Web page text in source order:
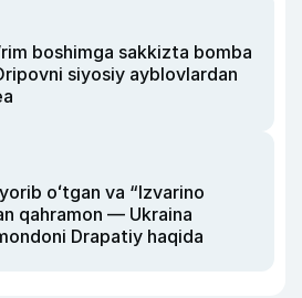
boshimga sakkizta bomba
siyosiy ayblovlardan
oʻtgan va “Izvarino
qahramon — Ukraina
Drapatiy haqida